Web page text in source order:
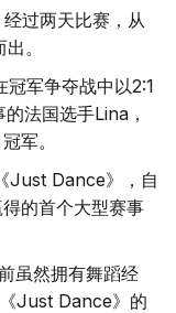
过两天比赛，从
。
军争夺战中以2:1
法国选手Lina，
军。
Just Dance》，自
的首个大型赛事
虽然拥有舞蹈经
Just Dance》的